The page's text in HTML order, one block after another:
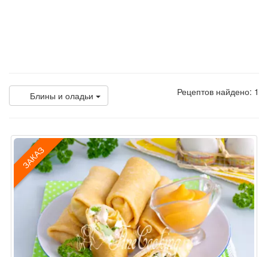
Блины и оладьи Рецептов найдено: 1
ЗАКАЗ